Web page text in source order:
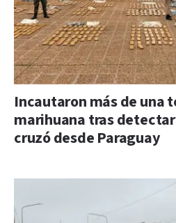
Incautaron más de una
marihuana tras
cruzó desde Paraguay